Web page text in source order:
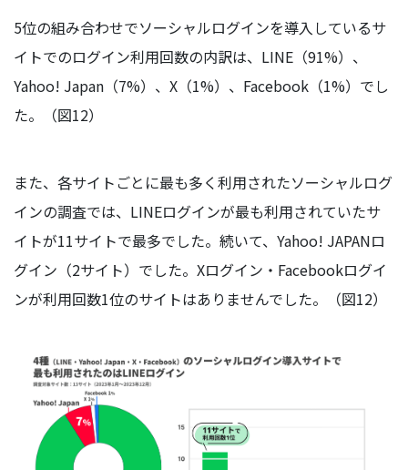
5位の組み合わせでソーシャルログインを導入しているサ
イトでのログイン利用回数の内訳は、LINE（91%）、
Yahoo! Japan（7%）、X（1%）、Facebook（1%）でし
た。（図12）
また、各サイトごとに最も多く利用されたソーシャルログ
インの調査では、LINEログインが最も利用されていたサ
イトが11サイトで最多でした。続いて、Yahoo! JAPANロ
グイン（2サイト）でした。Xログイン・Facebookログイ
ンが利用回数1位のサイトはありませんでした。（図12）